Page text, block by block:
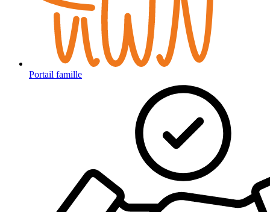
Portail famille